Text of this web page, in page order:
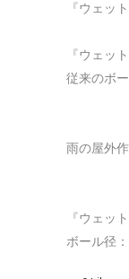
『ウェッ
『ウェッ
従来のボ
雨の屋外
『ウェッ